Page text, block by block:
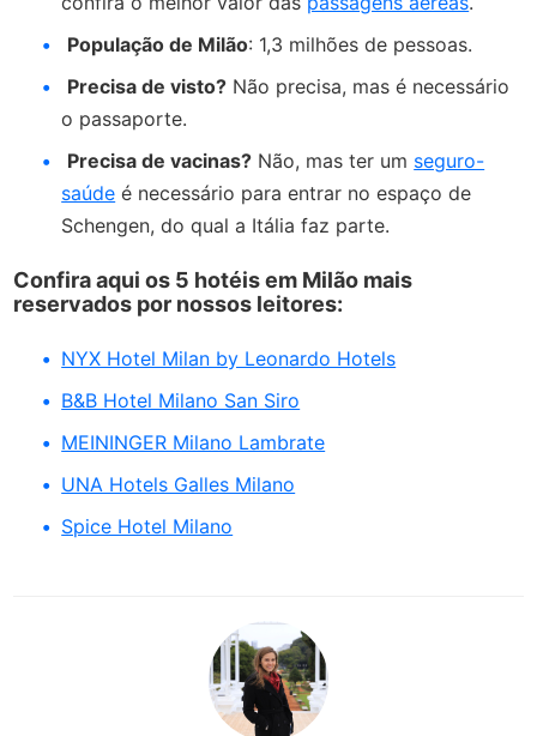
População de Milão: 1,3 milhões de pessoas.
Precisa de visto? Não precisa, mas é necessário
o passaporte.
Precisa de vacinas? Não, mas ter um seguro-
saúde é necessário para entrar no espaço de
Schengen, do qual a Itália faz parte.
Confira aqui os 5 hotéis em Milão mais
reservados por nossos leitores:
NYX Hotel Milan by Leonardo Hotels
B&B Hotel Milano San Siro
MEININGER Milano Lambrate
UNA Hotels Galles Milano
Spice Hotel Milano